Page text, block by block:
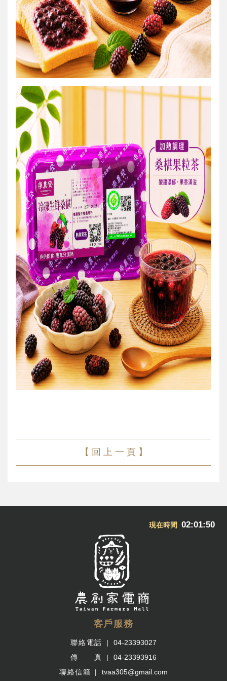
【 回 上 一 頁 】
現在時間 02:01:51
客戶服務
聯絡電話
04-23393027
傳 真
04-23393916
聯絡信箱
tvaa305@gmail.com